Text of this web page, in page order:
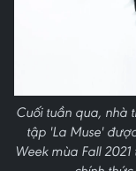
Cuối tuần qua, nhà
tập 'La Muse'
Week mùa Fall